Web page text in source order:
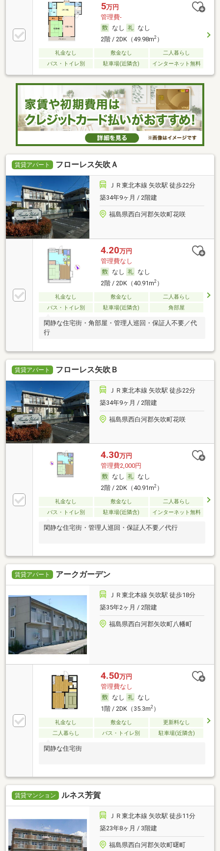
5万円
管理費-
なし
なし
2階 / 2DK（49.98m2）
礼金なし 敷金なし
二人暮らし
バス・トイレ別
駐車場(近隣含) インターネット無料
賃貸アパート フローレス矢吹Ａ
ＪＲ東北本線 矢吹駅 徒歩22分
築34年9ヶ月 / 2階建
福島県西白河郡矢吹町花咲
4.20万円
管理費なし
なし
なし
2階 / 2DK（40.91m2）
礼金なし 敷金なし
二人暮らし
バス・トイレ別
駐車場(近隣含) 角部屋
閑静な住宅街・角部屋・管理人巡回・保証人不要／代
行
賃貸アパート フローレス矢吹Ｂ
ＪＲ東北本線 矢吹駅 徒歩22分
築34年9ヶ月 / 2階建
福島県西白河郡矢吹町花咲
4.30万円
管理費2,000円
なし
なし
2階 / 2DK（40.91m2）
礼金なし 敷金なし
二人暮らし
バス・トイレ別
駐車場(近隣含) インターネット無料
閑静な住宅街・管理人巡回・保証人不要／代行
賃貸アパート アークガーデン
ＪＲ東北本線 矢吹駅 徒歩18分
築35年2ヶ月 / 2階建
福島県西白河郡矢吹町八幡町
4.50万円
管理費なし
なし
なし
1階 / 2DK（35.3m2）
礼金なし 敷金なし
更新料なし
二人暮らし
バス・トイレ別 駐車場(近隣含)
閑静な住宅街
賃貸マンション ルネス芳賀
ＪＲ東北本線 矢吹駅 徒歩11分
築23年8ヶ月 / 3階建
福島県西白河郡矢吹町曙町